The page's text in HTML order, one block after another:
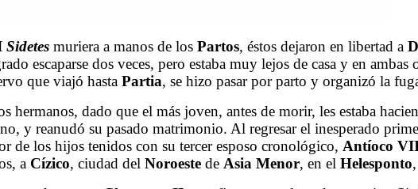
Sidetes muriera a manos de los Partos, éstos dejaron en libertad a
escaparse dos veces, pero estaba muy lejos de casa y en
que viajó hasta Partia, se hizo pasar por parto y organizó la
dado que el más joven, antes de morir, les estaba
y reanudó su pasado matrimonio. Al regresar el inesperado
de los hijos tenidos con su tercer esposo cronológico, Antíoco
a Cízico, ciudad del Noroeste de Asia Menor, en el Helesponto